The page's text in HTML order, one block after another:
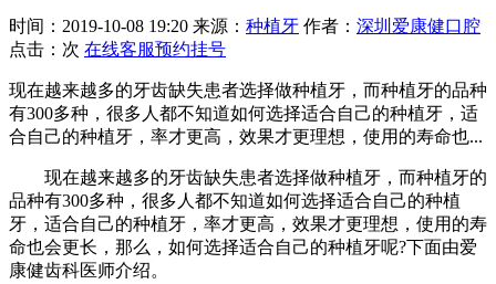
时间：2019-10-08 19:20 来源： 种植牙 作者： 深圳爱康健口腔
点击： 次 在线客服预约挂号
现在越来越多的牙齿缺失患者选择做种植牙，而种植牙的品种
有300多种，很多人都不知道如何选择适合自己的种植牙，适
合自己的种植牙，率才更高，效果才更理想，使用的寿命也...
现在越来越多的牙齿缺失患者选择做种植牙，而种植牙的
品种有300多种，很多人都不知道如何选择适合自己的种植
牙，适合自己的种植牙，率才更高，效果才更理想，使用的寿
命也会更长，那么，如何选择适合自己的种植牙呢?下面由爱
康健齿科医师介绍。